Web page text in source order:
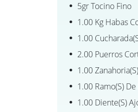
5gr Tocino Fino
1.00 Kg Habas
1.00
2.00 Puerros
1.00
1.00 Ramo(s)
1.00 Diente(s)